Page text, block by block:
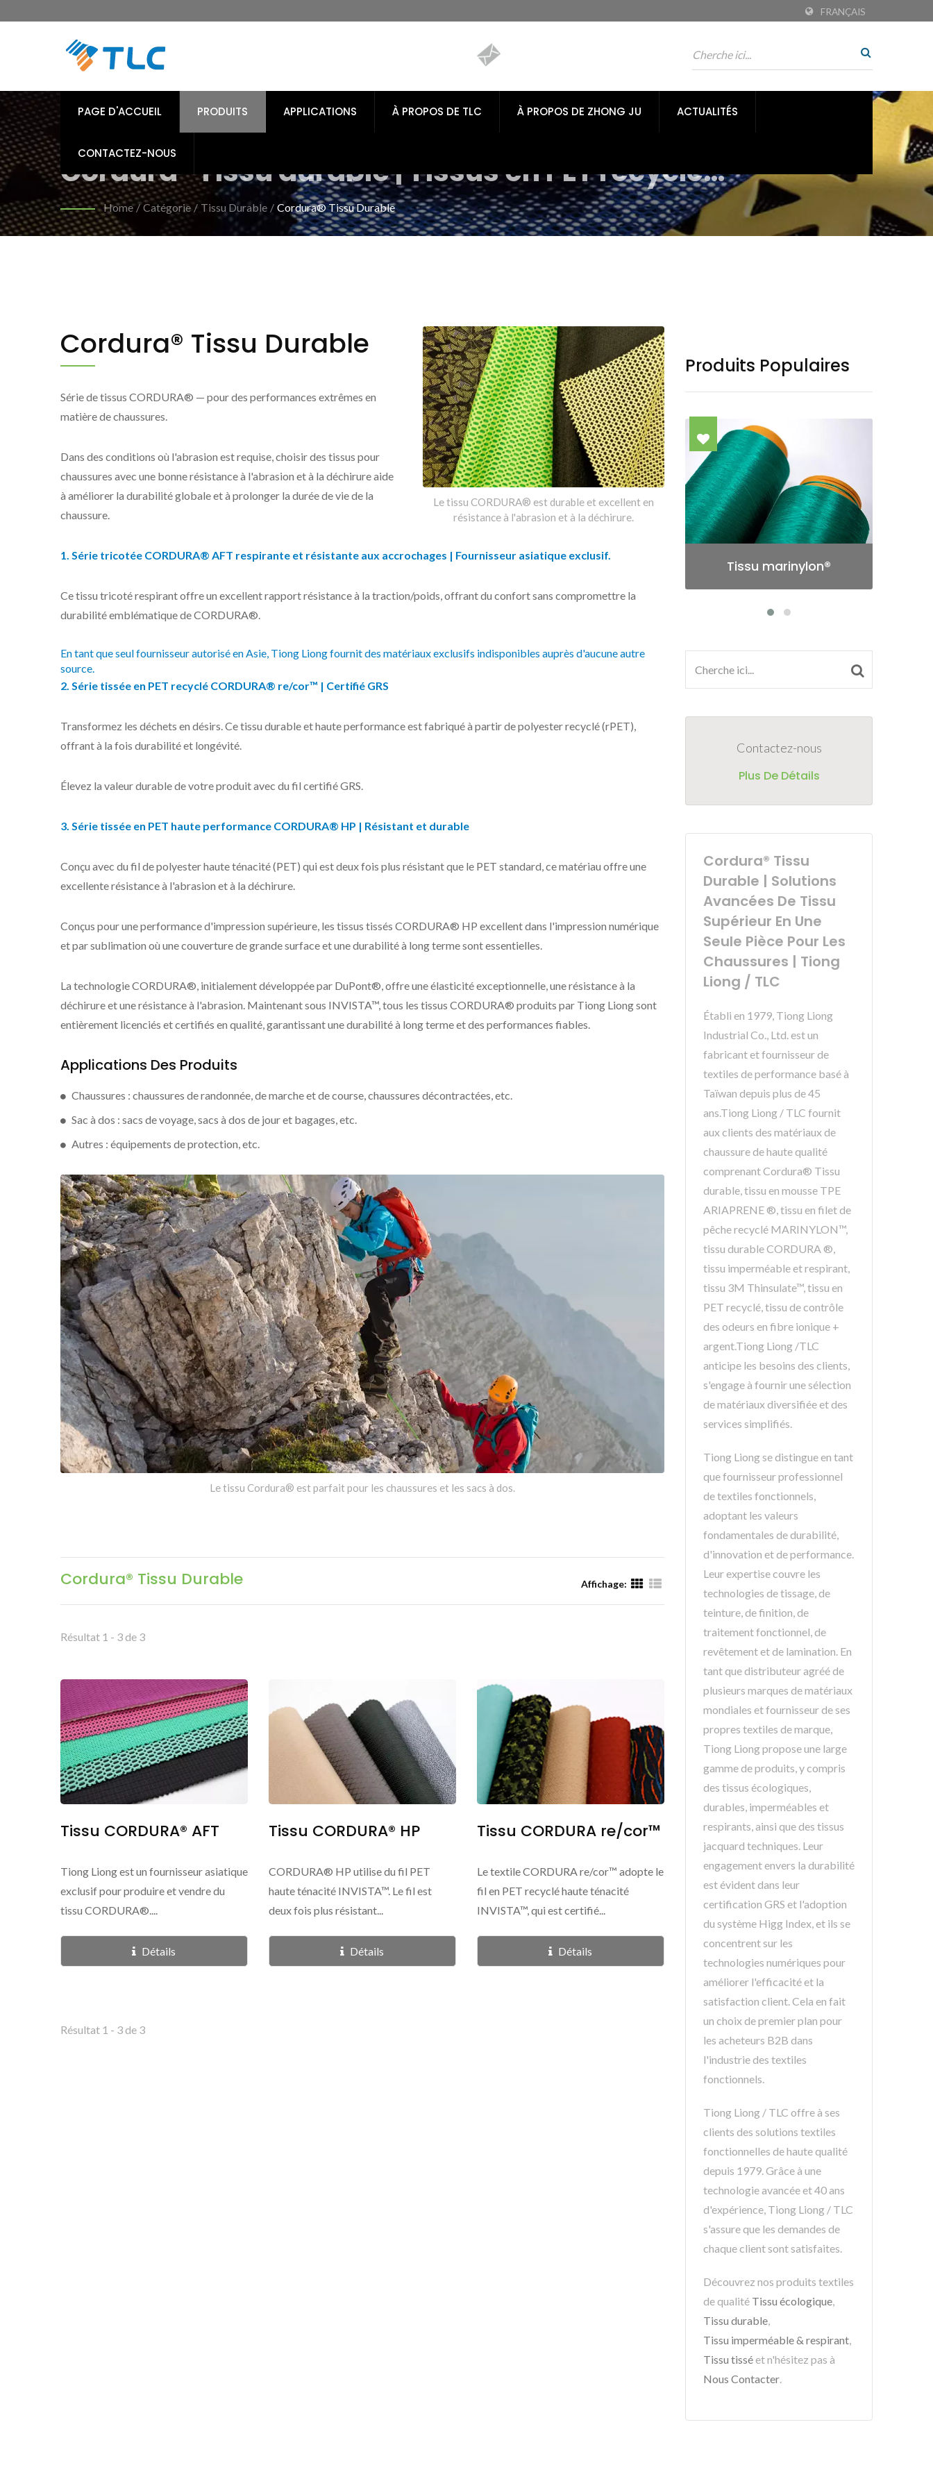
FRANÇAIS
PAGE D'ACCUEIL PRODUITS APPLICATIONS À PROPOS DE TLC À PROPOS DE ZHONG JU ACTUALITÉS
CONTACTEZ-NOUS
Cordura® Tissu durable | Tissus en PET recyclé
écologiques pour textiles durables | Tiong Liong / TLC
Home / Catégorie / Tissu Durable / Cordura® Tissu Durable
Le tissu CORDURA® est durable et excellent en
résistance à l'abrasion et à la déchirure.
Cordura® Tissu Durable
Série de tissus CORDURA® — pour des performances extrêmes en
matière de chaussures.
Dans des conditions où l'abrasion est requise, choisir des tissus pour
chaussures avec une bonne résistance à l'abrasion et à la déchirure aide
à améliorer la durabilité globale et à prolonger la durée de vie de la
chaussure.
1. Série tricotée CORDURA® AFT respirante et résistante aux accrochages | Fournisseur asiatique exclusif.
Ce tissu tricoté respirant offre un excellent rapport résistance à la traction/poids, offrant du confort sans compromettre la
durabilité emblématique de CORDURA®.
En tant que seul fournisseur autorisé en Asie, Tiong Liong fournit des matériaux exclusifs indisponibles auprès d'aucune autre
source.
2. Série tissée en PET recyclé CORDURA® re/cor™ | Certifié GRS
Transformez les déchets en désirs. Ce tissu durable et haute performance est fabriqué à partir de polyester recyclé (rPET),
offrant à la fois durabilité et longévité.
Élevez la valeur durable de votre produit avec du fil certifié GRS.
3. Série tissée en PET haute performance CORDURA® HP | Résistant et durable
Conçu avec du fil de polyester haute ténacité (PET) qui est deux fois plus résistant que le PET standard, ce matériau offre une
excellente résistance à l'abrasion et à la déchirure.
Conçus pour une performance d'impression supérieure, les tissus tissés CORDURA® HP excellent dans l'impression numérique
et par sublimation où une couverture de grande surface et une durabilité à long terme sont essentielles.
La technologie CORDURA®, initialement développée par DuPont®, offre une élasticité exceptionnelle, une résistance à la
déchirure et une résistance à l'abrasion. Maintenant sous INVISTA™, tous les tissus CORDURA® produits par Tiong Liong sont
entièrement licenciés et certifiés en qualité, garantissant une durabilité à long terme et des performances fiables.
Applications Des Produits
Chaussures : chaussures de randonnée, de marche et de course, chaussures décontractées, etc.
Sac à dos : sacs de voyage, sacs à dos de jour et bagages, etc.
Autres : équipements de protection, etc.
Le tissu Cordura® est parfait pour les chaussures et les sacs à dos.
Cordura® Tissu Durable Affichage:
Résultat 1 - 3 de 3
Tissu CORDURA® AFT
Tiong Liong est un fournisseur asiatique
exclusif pour produire et vendre du
tissu CORDURA®....
Détails
Tissu CORDURA® HP
CORDURA® HP utilise du fil PET
haute ténacité INVISTA™. Le fil est
deux fois plus résistant...
Détails
Tissu CORDURA re/cor™
Le textile CORDURA re/cor™ adopte le
fil en PET recyclé haute ténacité
INVISTA™, qui est certifié...
Détails
Résultat 1 - 3 de 3
Produits Populaires
Tissu marinylon® Tissu CORDURA® AFT Tissu marinylon® Tissu CORDURA® AFT
Contactez-nous
Plus De Détails
Cordura® Tissu
Durable | Solutions
Avancées De Tissu
Supérieur En Une
Seule Pièce Pour Les
Chaussures | Tiong
Liong / TLC
Établi en 1979, Tiong Liong
Industrial Co., Ltd. est un
fabricant et fournisseur de
textiles de performance basé à
Taïwan depuis plus de 45
ans.Tiong Liong / TLC fournit
aux clients des matériaux de
chaussure de haute qualité
comprenant Cordura® Tissu
durable, tissu en mousse TPE
ARIAPRENE ®, tissu en filet de
pêche recyclé MARINYLON™,
tissu durable CORDURA ®,
tissu imperméable et respirant,
tissu 3M Thinsulate™, tissu en
PET recyclé, tissu de contrôle
des odeurs en fibre ionique +
argent.Tiong Liong /TLC
anticipe les besoins des clients,
s'engage à fournir une sélection
de matériaux diversifiée et des
services simplifiés.
Tiong Liong se distingue en tant
que fournisseur professionnel
de textiles fonctionnels,
adoptant les valeurs
fondamentales de durabilité,
d'innovation et de performance.
Leur expertise couvre les
technologies de tissage, de
teinture, de finition, de
traitement fonctionnel, de
revêtement et de lamination. En
tant que distributeur agréé de
plusieurs marques de matériaux
mondiales et fournisseur de ses
propres textiles de marque,
Tiong Liong propose une large
gamme de produits, y compris
des tissus écologiques,
durables, imperméables et
respirants, ainsi que des tissus
jacquard techniques. Leur
engagement envers la durabilité
est évident dans leur
certification GRS et l'adoption
du système Higg Index, et ils se
concentrent sur les
technologies numériques pour
améliorer l'efficacité et la
satisfaction client. Cela en fait
un choix de premier plan pour
les acheteurs B2B dans
l'industrie des textiles
fonctionnels.
Tiong Liong / TLC offre à ses
clients des solutions textiles
fonctionnelles de haute qualité
depuis 1979. Grâce à une
technologie avancée et 40 ans
d'expérience, Tiong Liong / TLC
s'assure que les demandes de
chaque client sont satisfaites.
Découvrez nos produits textiles
de qualité Tissu écologique,
Tissu durable,
Tissu imperméable & respirant,
Tissu tisséet n'hésitez pas à
Nous Contacter.